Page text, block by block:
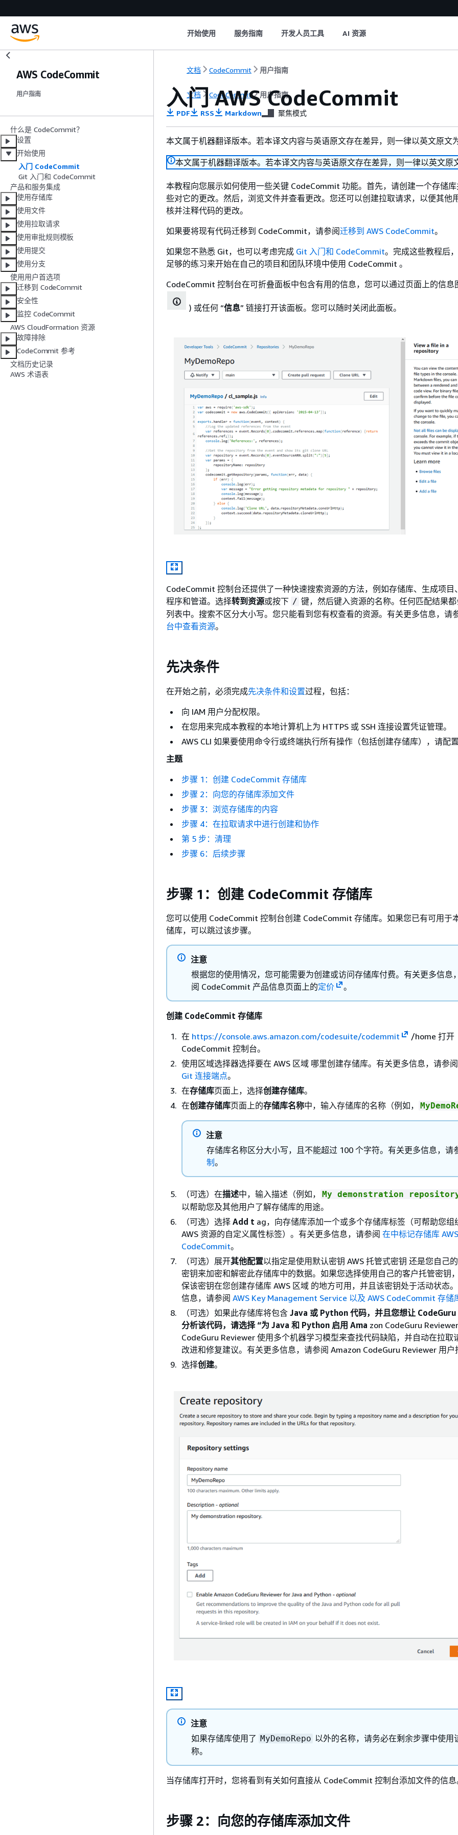
开始使用 服务指南 开发人员工具 AI 资源
AWS CodeCommit
用户指南
什么是 CodeCommit？
设置
开始使用
入门 CodeCommit
Git 入门和 CodeCommit
产品和服务集成
使用存储库
使用文件
使用拉取请求
使用审批规则模板
使用提交
使用分支
使用用户首选项
迁移到 CodeCommit
安全性
监控 CodeCommit
AWS CloudFormation 资源
故障排除
CodeCommit 参考
文档历史记录
AWS 术语表
文档 CodeCommit 用户指南
文档 CodeCommit 用户指南
入门 AWS CodeCommit
PDF RSS Markdown 聚焦模式
本文属于机器翻译版本。若本译文内容与英语原文存在差异，则一律以英文原文
本文属于机器翻译版本。若本译文内容与英语原文存在差异，则一律以英文原
本教程向您展示如何使用一些关键 CodeCommit 功能。首先，请创建一个存储
些对它的更改。然后，浏览文件并查看更改。您还可以创建拉取请求，以便其他
核并注释代码的更改。
如果要将现有代码迁移到 CodeCommit，请参阅迁移到 AWS CodeCommit。
如果您不熟悉 Git，也可以考虑完成 Git 入门和 CodeCommit。完成这些教程后
足够的练习来开始在自己的项目和团队环境中使用 CodeCommit 。
CodeCommit 控制台在可折叠面板中包含有用的信息，您可以通过页面上的信息
) 或任何 “信息” 链接打开该面板。您可以随时关闭此面板。
CodeCommit 控制台还提供了一种快速搜索资源的方法，例如存储库、生成项目
程序和管道。选择转到资源或按下 / 键，然后键入资源的名称。任何匹配结果
列表中。搜索不区分大小写。您只能看到您有权查看的资源。有关更多信息，请
台中查看资源。
先决条件
在开始之前，必须完成先决条件和设置过程，包括：
向 IAM 用户分配权限。
在您用来完成本教程的本地计算机上为 HTTPS 或 SSH 连接设置凭证管理。
AWS CLI 如果要使用命令行或终端执行所有操作（包括创建存储库），请配
主题
步骤 1：创建 CodeCommit 存储库
步骤 2：向您的存储库添加文件
步骤 3：浏览存储库的内容
步骤 4：在拉取请求中进行创建和协作
第 5 步：清理
步骤 6：后续步骤
步骤 1：创建 CodeCommit 存储库
您可以使用 CodeCommit 控制台创建 CodeCommit 存储库。如果您已有可用于
储库，可以跳过该步骤。
注意
根据您的使用情况，您可能需要为创建或访问存储库付费。有关更多信息
阅 CodeCommit 产品信息页面上的定价 。
创建 CodeCommit 存储库
在 https://console.aws.amazon.com/codesuite/codemmit
/home 打开
CodeCommit 控制台。
使用区域选择器选择要在 AWS 区域 哪里创建存储库。有关更多信息，请参
Git 连接端点。
在存储库页面上，选择创建存储库。
在创建存储库页面上的存储库名称中，输入存储库的名称（例如，
注意
存储库名称区分大小写，且不能超过 100 个字符。有关更多信息，请
制 。
（可选）在描述中，输入描述（例如， My demonstration
以帮助您及其他用户了解存储库的用途。
（可选）选择 Add t ag，向存储库添加一个或多个存储库标签（可帮助您组
AWS 资源的自定义属性标签）。有关更多信息，请参阅 在中标记存储库 AWS
CodeCommit。
（可选）展开其他配置以指定是使用默认密钥 AWS 托管式密钥 还是您自己
密钥来加密和解密此存储库中的数据。如果您选择使用自己的客户托管密钥
保该密钥在您创建存储库 AWS 区域 的地方可用，并且该密钥处于活动状态
信息，请参阅 AWS Key Management Service 以及 AWS CodeCommit 存储
（可选）如果此存储库将包含 Java 或 Python 代码，并且您想让
分析该代码，请选择 “为 Java 和 Python 启用 Ama zon CodeGuru
CodeGuru Reviewer 使用多个机器学习模型来查找代码缺陷，并自动在拉取
改进和修复建议。有关更多信息，请参阅 Amazon CodeGuru Reviewer 用户
选择创建。
注意
如果存储库使用了 MyDemoRepo 以外的名称，请务必在剩余步骤中使用
称。
当存储库打开时，您将看到有关如何直接从 CodeCommit 控制台添加文件的信
步骤 2：向您的存储库添加文件